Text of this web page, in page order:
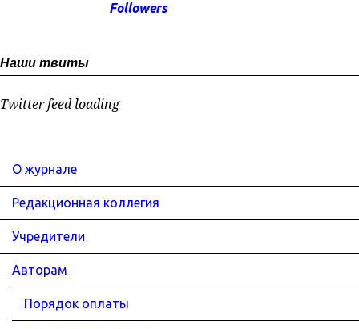
Followers
Наши твиты
Twitter feed loading
О журнале
Редакционная коллегия
Учредители
Авторам
Порядок оплаты